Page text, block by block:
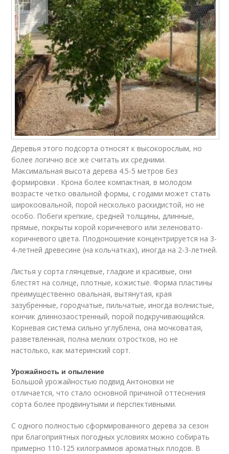
Деревья этого подсорта относят к высокорослым, но
более логично все же считать их средними.
Максимальная высота дерева 4.5-5 метров без
формировки . Крона более компактная, в молодом
возрасте четко овальной формы, с годами может стать
широкоовальной, порой несколько раскидистой, но не
особо. Побеги крепкие, средней толщины, длинные,
прямые, покрыты корой коричневого или зеленовато-
коричневого цвета. Плодоношение концентрируется на 3-
4-летней древесине (на кольчатках), иногда на 2-3-летней.
Листья у сорта глянцевые, гладкие и красивые, они
блестят на солнце, плотные, кожистые. Форма пластины
преимущественно овальная, вытянутая, края
зазубренные, городчатые, пильчатые, иногда волнистые,
кончик длиннозаостренный, порой подкручивающийся.
Корневая система сильно углублена, она мочковатая,
разветвленная, полна мелких отростков, но не
настолько, как материнский сорт.
Урожайность и опыление
Большой урожайностью подвид Антоновки не
отличается, что стало основной причиной оттеснения
сорта более продвинутыми и перспективными.
С одного полностью сформированного дерева за сезон
при благоприятных погодных условиях можно собирать
примерно 110-125 килограммов ароматных плодов. В